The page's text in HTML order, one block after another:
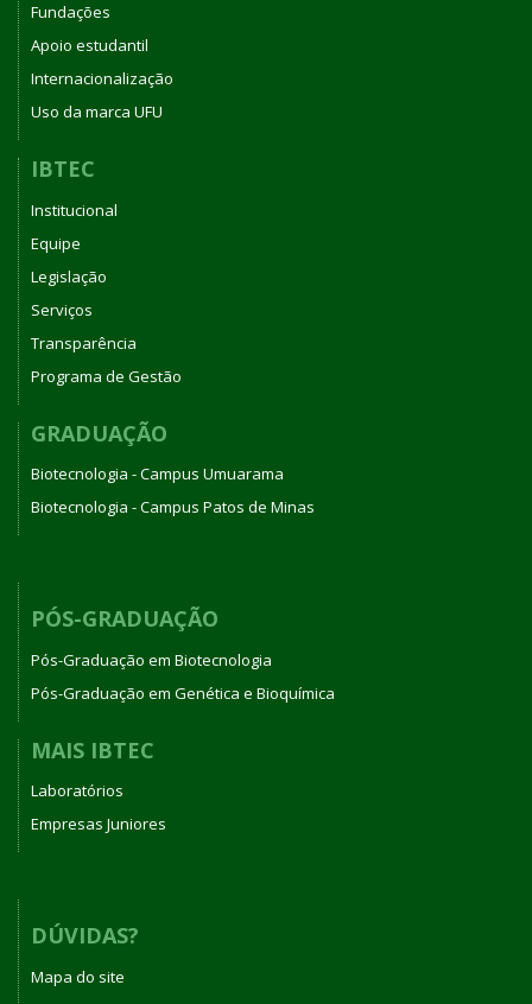
Fundações
Apoio estudantil
Internacionalização
Uso da marca UFU
IBTEC
Institucional
Equipe
Legislação
Serviços
Transparência
Programa de Gestão
GRADUAÇÃO
Biotecnologia - Campus Umuarama
Biotecnologia - Campus Patos de Minas
PÓS-GRADUAÇÃO
Pós-Graduação em Biotecnologia
Pós-Graduação em Genética e Bioquímica
MAIS IBTEC
Laboratórios
Empresas Juniores
DÚVIDAS?
Mapa do site